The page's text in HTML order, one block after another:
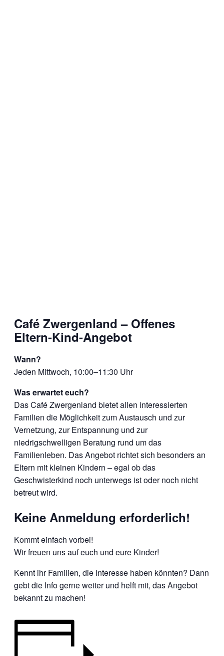
Café Zwergenland – Offenes
Eltern-Kind-Angebot
Wann?
Jeden Mittwoch, 10:00–11:30 Uhr
Was erwartet euch?
Das Café Zwergenland bietet allen interessierten
Familien die Möglichkeit zum Austausch und zur
Vernetzung, zur Entspannung und zur
niedrigschwelligen Beratung rund um das
Familienleben. Das Angebot richtet sich besonders an
Eltern mit kleinen Kindern – egal ob das
Geschwisterkind noch unterwegs ist oder noch nicht
betreut wird.
Keine Anmeldung erforderlich!
Kommt einfach vorbei!
Wir freuen uns auf euch und eure Kinder!
Kennt ihr Familien, die Interesse haben könnten? Dann
gebt die Info gerne weiter und helft mit, das Angebot
bekannt zu machen!